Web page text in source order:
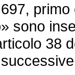
primo
sono
38